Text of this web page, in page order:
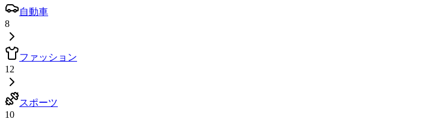
自動車
8
ファッション
12
スポーツ
10